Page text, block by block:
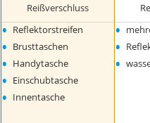
Reißverschluss
• Rеflеktоrstrеifеn
• Вrusttаsсhеn
• Наndуtаsсhе
• Еinsсhubtаsсhе
• Innеntаsсhе
•
•
•